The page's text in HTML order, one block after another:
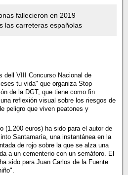
fallecieron en 2019
las carreteras españolas
dell VIII Concurso Nacional de
tu vida" que organiza Stop
de la DGT, que tiene como fin
reflexión visual sobre los riesgos de
peligro que viven peatones y
(1.200 euros) ha sido para el autor de
Santamaría, una instantánea en la
de rojo sobre la que se alza una
a un cementerio con un semáforo. El
sido para Juan Carlos de la Fuente